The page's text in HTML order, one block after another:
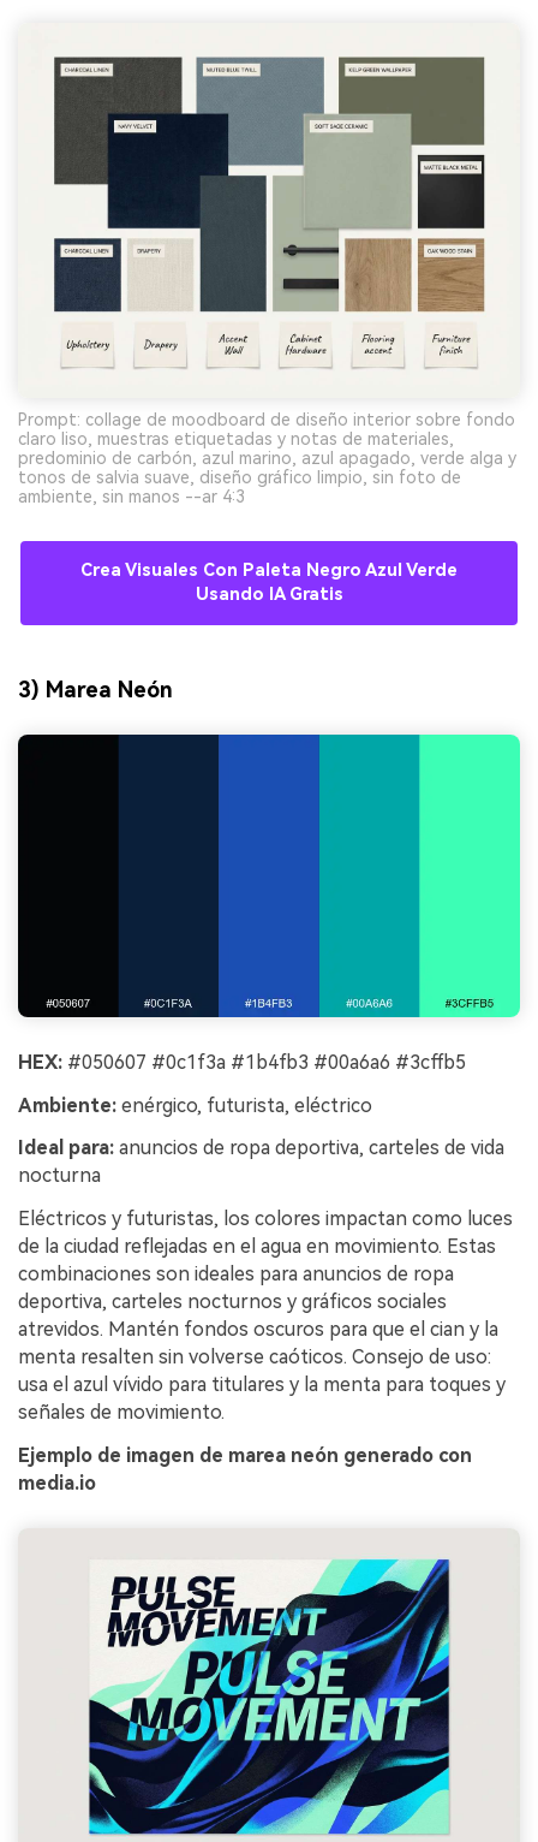
Prompt: collage de moodboard de diseño interior sobre fondo
claro liso, muestras etiquetadas y notas de materiales,
predominio de carbón, azul marino, azul apagado, verde alga y
tonos de salvia suave, diseño gráfico limpio, sin foto de
ambiente, sin manos --ar 4:3
Crea Visuales Con Paleta Negro Azul Verde
Usando IA Gratis
3) Marea Neón
HEX: #050607 #0c1f3a #1b4fb3 #00a6a6 #3cffb5
Ambiente: enérgico, futurista, eléctrico
Ideal para: anuncios de ropa deportiva, carteles de vida
nocturna
Eléctricos y futuristas, los colores impactan como luces
de la ciudad reflejadas en el agua en movimiento. Estas
combinaciones son ideales para anuncios de ropa
deportiva, carteles nocturnos y gráficos sociales
atrevidos. Mantén fondos oscuros para que el cian y la
menta resalten sin volverse caóticos. Consejo de uso:
usa el azul vívido para titulares y la menta para toques y
señales de movimiento.
Ejemplo de imagen de marea neón generado con
media.io